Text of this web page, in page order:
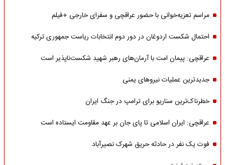
مراسم تعزیه‌خوانی با حضور عراقچی و سفرای خارجی +فیلم
احتمال شکست اردوغان در دور دوم انتخابات ریاست جمهوری ترکیه
عراقچی: پیمان امت با آرمان‌های رهبر شهید شکست‌ناپذیر است
جدیدترین عملیات نیروهای یمنی
خطرناک‌ترین سناریو برای ترامپ در جنگ ایران
عراقچی: ایران اسلامی تا پای جان بر عهد مقاومت ایستاده است
فوت یک نفر در حادثه حریق شهرک نصیرآباد